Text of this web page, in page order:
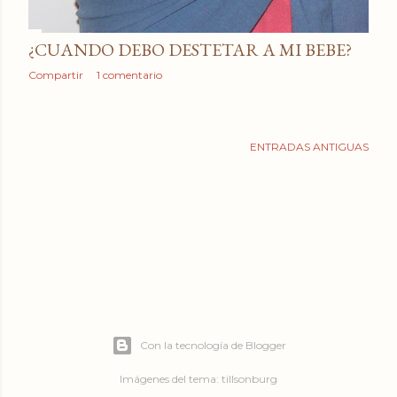
¿CUANDO DEBO DESTETAR A MI BEBE?
Compartir 1 comentario
ENTRADAS ANTIGUAS
Con la tecnología de Blogger
Imágenes del tema: tillsonburg